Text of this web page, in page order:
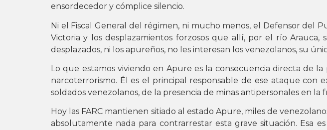
ensordecedor y cómplice silencio.
Ni el Fiscal General del régimen, ni mucho menos, el Defensor del
Victoria y los desplazamientos forzosos que allí, por el río
desplazados, ni los apureños, no les interesan los venezolanos, su
Lo que estamos viviendo en Apure es la consecuencia directa de
narcoterrorismo. Él es el principal responsable de ese ataque con
soldados venezolanos, de la presencia de minas antipersonales en
Hoy las FARC mantienen sitiado al estado Apure, miles de
absolutamente nada para contrarrestar esta grave situación. Esa